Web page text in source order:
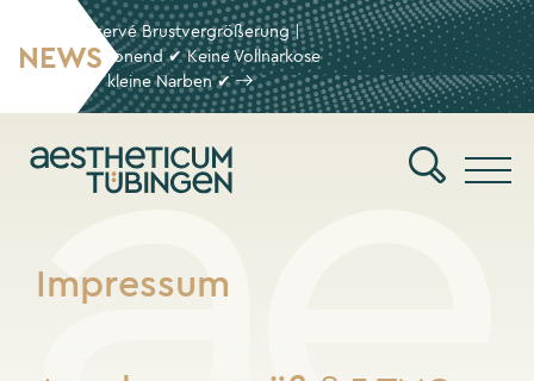
NEWS
Die Preservé Brustvergrößerung |
Gewebeschonend ✔ Keine Vollnarkose
✔ kleine Narben ✔
Impressum